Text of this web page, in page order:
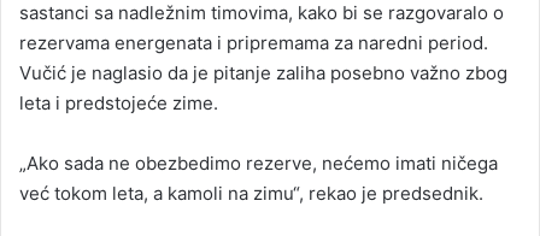
sastanci sa nadležnim timovima, kako bi se razgovaralo o
rezervama energenata i pripremama za naredni period.
Vučić je naglasio da je pitanje zaliha posebno važno zbog
leta i predstojeće zime.
„Ako sada ne obezbedimo rezerve, nećemo imati ničega
već tokom leta, a kamoli na zimu“, rekao je predsednik.